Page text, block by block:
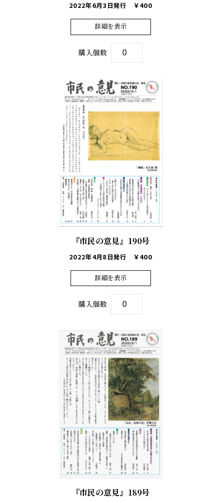
2022年6月3日発行 ￥400
詳細を表示
購入個数
『市民の意見』190号
2022年4月8日発行 ￥400
詳細を表示
購入個数
『市民の意見』189号